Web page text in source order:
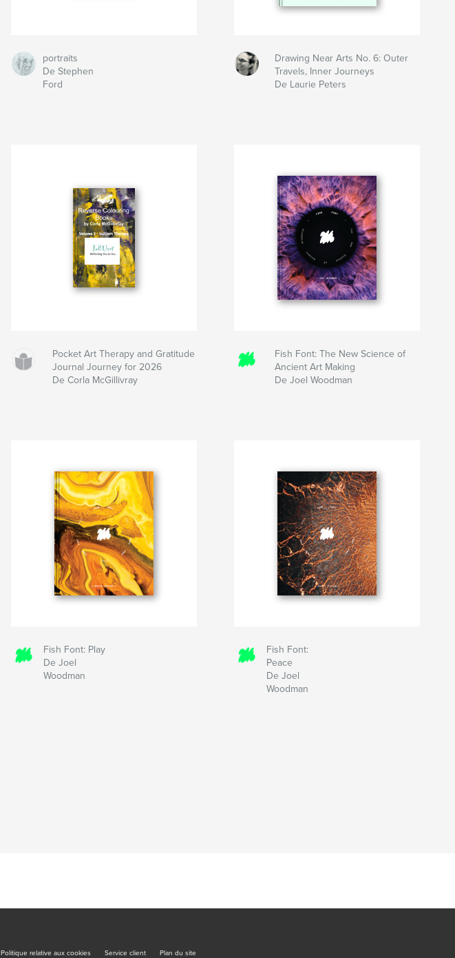
portraits
De Stephen
Ford
Drawing Near Arts No. 6: Outer
Travels, Inner Journeys
De Laurie Peters
Pocket Art Therapy and Gratitude
Journal Journey for 2026
De Corla McGillivray
Fish Font: The New Science of
Ancient Art Making
De Joel Woodman
Fish Font: Play
De Joel
Woodman
Fish Font:
Peace
De Joel
Woodman
Politique relative aux cookies Service client Plan du site